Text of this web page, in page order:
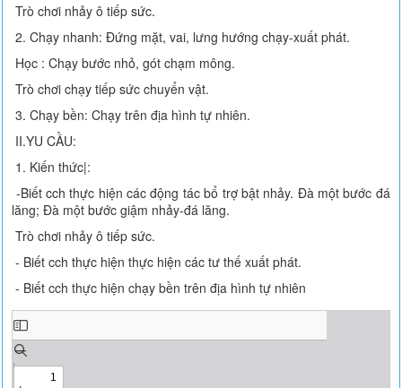
Trò chơi nhảy ô tiếp sức.
2. Chạy nhanh: Đứng mặt, vai, lưng hướng chạy-xuất phát.
Học : Chạy bước nhỏ, gót chạm mông.
Trò chơi chạy tiếp sức chuyển vật.
3. Chạy bền: Chạy trên địa hình tự nhiên.
II.YU CẦU:
1. Kiến thức|:
-Biết cch thực hiện các động tác bổ trợ bật nhảy. Đà một bước đá
lăng; Đà một bước giậm nhảy-đá lăng.
Trò chơi nhảy ô tiếp sức.
- Biết cch thực hiện thực hiện các tư thế xuất phát.
- Biết cch thực hiện chạy bền trên địa hình tự nhiên